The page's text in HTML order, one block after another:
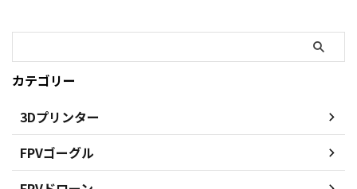
カテゴリー
3Dプリンター
FPVゴーグル